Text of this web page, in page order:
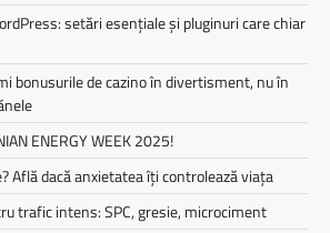
setări esențiale și pluginuri care chiar
bonusurile de cazino în divertisment, nu în
ENERGY WEEK 2025!
Află dacă anxietatea îți controlează viața
trafic intens: SPC, gresie, microciment